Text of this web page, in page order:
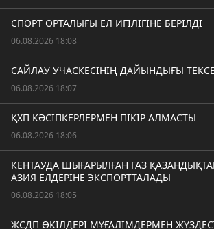
СПОРТ ОРТАЛЫҒЫ ЕЛ ИГІЛІГІНЕ БЕРІЛДІ
06.08.2026 18:08
САЙЛАУ УЧАСКЕСІНІҢ ДАЙЫНДЫҒЫ
06.08.2026 18:07
ҚХП КӘСІПКЕРЛЕРМЕН ПІКІР АЛМАСТЫ
06.08.2026 18:06
КЕНТАУДА ШЫҒАРЫЛҒАН ГАЗ
АЗИЯ ЕЛДЕРІНЕ ЭКСПОРТТАЛАДЫ
06.08.2026 18:05
ЖСДП ӨКІЛДЕРІ МҰҒАЛІМДЕРМЕН